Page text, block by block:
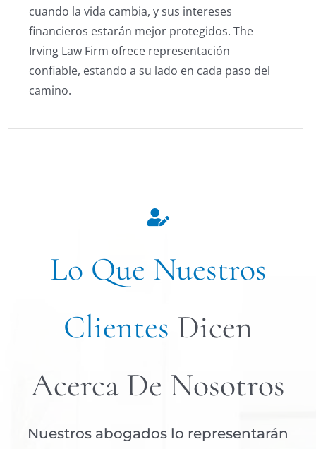
cuando la vida cambia, y sus intereses
financieros estarán mejor protegidos. The
Irving Law Firm ofrece representación
confiable, estando a su lado en cada paso del
camino.
Lo Que Nuestros
Clientes Dicen
Acerca De Nosotros
Nuestros abogados lo representarán